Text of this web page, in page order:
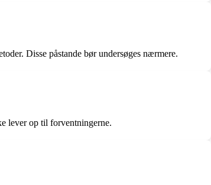
Disse påstande bør undersøges nærmere.
lever op til forventningerne.